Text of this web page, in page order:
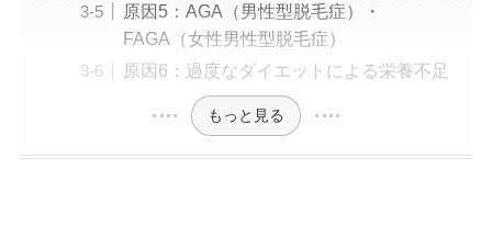
原因5：AGA（男性型脱毛症）・
FAGA（女性男性型脱毛症）
原因6：過度なダイエットによる栄養不足
もっと見る